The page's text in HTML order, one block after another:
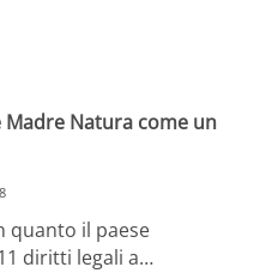
Natura come un
quanto il paese
diritti legali a…